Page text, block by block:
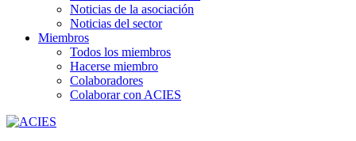
Noticias de la asociación
Noticias del sector
Miembros
Todos los miembros
Hacerse miembro
Colaboradores
Colaborar con ACIES